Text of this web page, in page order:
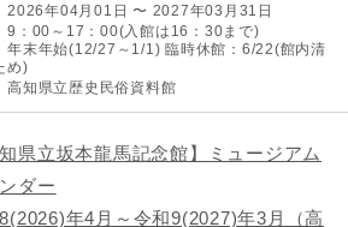
2026年04月01日 〜 2027年03月31日
9：00～17：00(入館は16：30まで)
年末年始(12/27～1/1) 臨時休館：6/22(館内清
め)
高知県立歴史民俗資料館
知県立坂本龍馬記念館】ミュージアム
ダー
年4月～令和9(2027)年3月（高